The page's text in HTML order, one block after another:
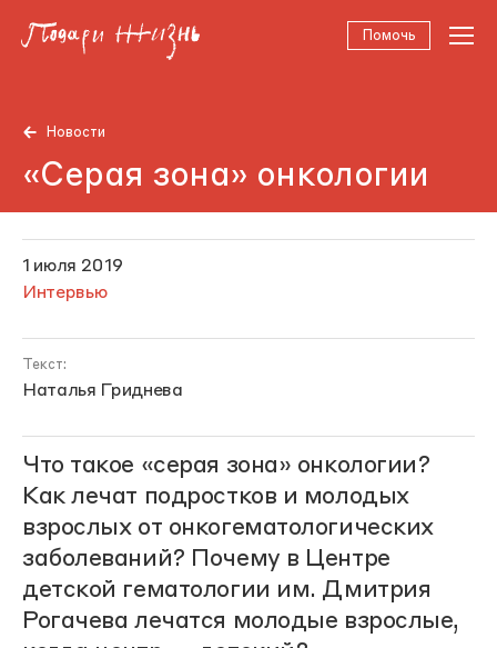
Помочь
Новости
«Серая зона» онкологии
1 июля 2019
Интервью
Текст:
Наталья Гриднева
Что такое «серая зона» онкологии?
Как лечат подростков и молодых
взрослых от онкогематологических
заболеваний? Почему в Центре
детской гематологии им. Дмитрия
Рогачева лечатся молодые взрослые,